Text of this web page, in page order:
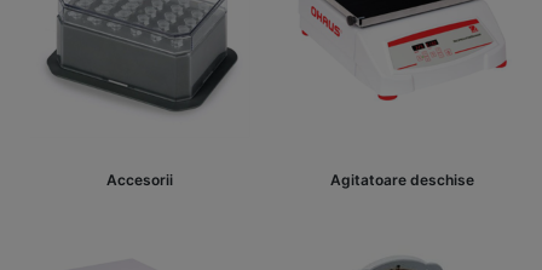
Accesorii Agitatoare deschise